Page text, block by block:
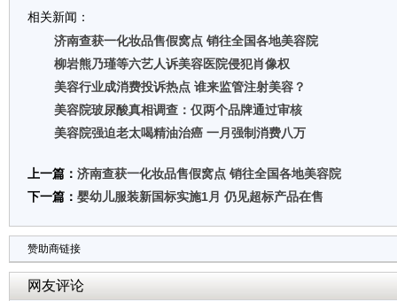
相关新闻：
济南查获一化妆品售假窝点 销往全国各地美容院
柳岩熊乃瑾等六艺人诉美容医院侵犯肖像权
美容行业成消费投诉热点 谁来监管注射美容？
美容院玻尿酸真相调查：仅两个品牌通过审核
美容院强迫老太喝精油治癌 一月强制消费八万
上一篇： 济南查获一化妆品售假窝点 销往全国各地美容院
下一篇： 婴幼儿服装新国标实施1月 仍见超标产品在售
赞助商链接
网友评论